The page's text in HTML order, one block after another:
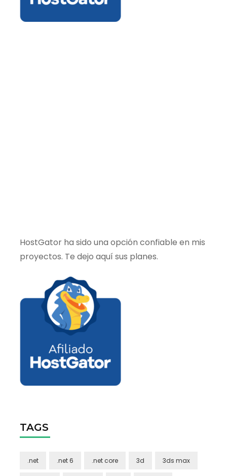
HostGator ha sido una opción confiable en mis
proyectos. Te dejo aquí sus planes.
TAGS
.net .net 6 .net core 3d 3ds max